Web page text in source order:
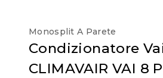
Monosplit A Parete
Condizionatore
CLIMAVAIR VAI 8